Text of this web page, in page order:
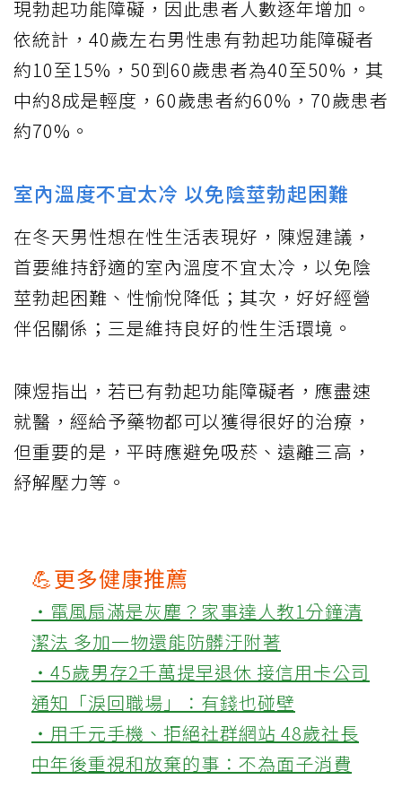
現勃起功能障礙，因此患者人數逐年增加。
依統計，40歲左右男性患有勃起功能障礙者
約10至15%，50到60歲患者為40至50%，其
中約8成是輕度，60歲患者約60%，70歲患者
約70%。
室內溫度不宜太冷 以免陰莖勃起困難
在冬天男性想在性生活表現好，陳煜建議，
首要維持舒適的室內溫度不宜太冷，以免陰
莖勃起困難、性愉悅降低；其次，好好經營
伴侶關係；三是維持良好的性生活環境。
陳煜指出，若已有勃起功能障礙者，應盡速
就醫，經給予藥物都可以獲得很好的治療，
但重要的是，平時應避免吸菸、遠離三高，
紓解壓力等。
💪更多健康推薦
‧電風扇滿是灰塵？家事達人教1分鐘清
潔法 多加一物還能防髒汙附著
‧45歲男存2千萬提早退休 接信用卡公司
通知「淚回職場」：有錢也碰壁
‧用千元手機、拒絕社群網站 48歲社長
中年後重視和放棄的事：不為面子消費